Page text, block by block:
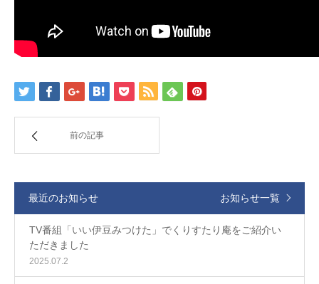
前の記事
最近のお知らせ お知らせ一覧
TV番組「いい伊豆みつけた」でくりすたり庵をご紹介い
ただきました
2025.07.2